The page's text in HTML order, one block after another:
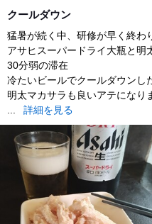
クールダウン
猛暑が続く中、研修が早く終わ
アサヒスーパードライ大瓶と明
30分弱の滞在
冷たいビールでクールダウンし
明太マカサラも良いアテになり
詳細を見る